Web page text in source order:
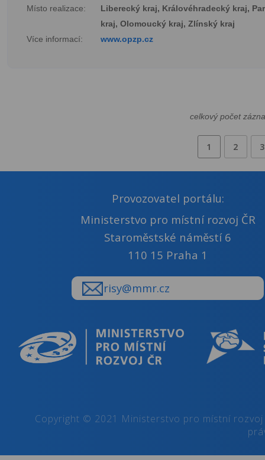
Místo realizace:
Liberecký kraj, Královéhradecký kraj,
kraj, Olomoucký kraj, Zlínský kraj
Více informací:
www.opzp.cz
celkový počet
1 2 3
Provozovatel portálu:
Ministerstvo pro místní rozvoj ČR
Staroměstské náměstí 6
110 15 Praha 1
risy@mmr.cz
Copyright © 2021 Ministerstvo pro místní rozvoj